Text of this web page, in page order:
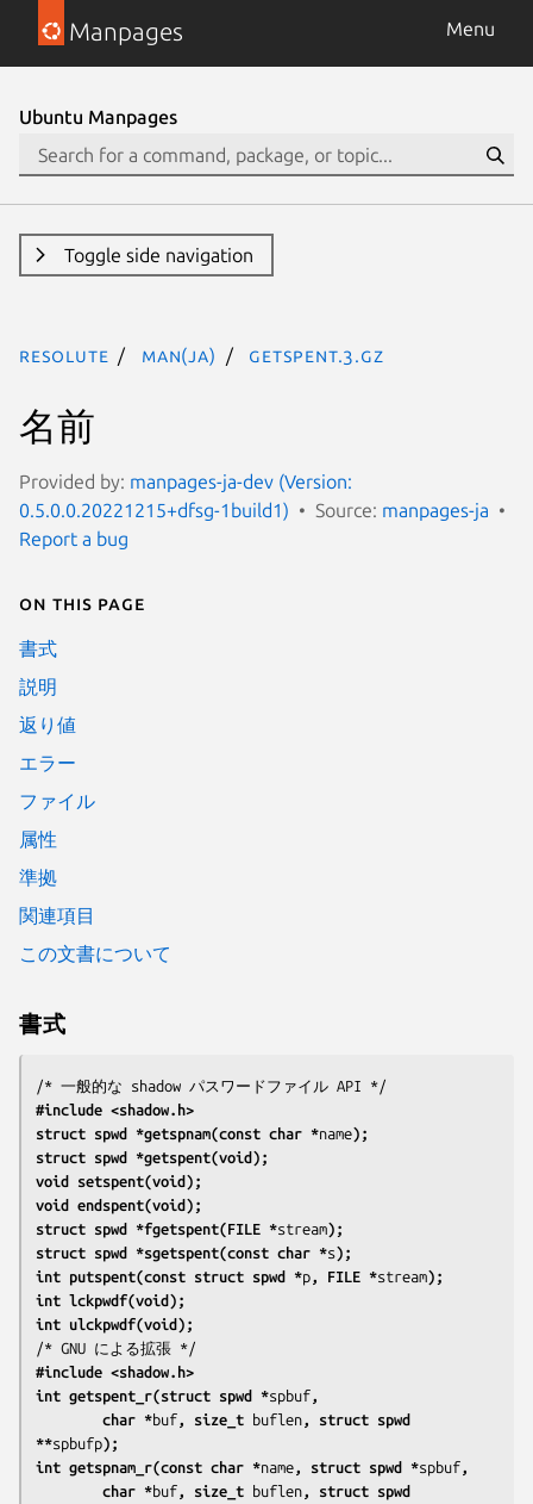
Manpages Menu
Ubuntu Manpages
Toggle side navigation
resolute man(ja) getspent.3.gz
名前
Provided by: manpages-ja-dev (Version:
0.5.0.0.20221215+dfsg-1build1)
Source: manpages-ja
Report a bug
On this page
書式
説明
返り値
エラー
ファイル
属性
準拠
関連項目
この文書について
書式
#include <shadow.h>
struct spwd *getspnam(const char *name);
struct spwd *getspent(void);
void setspent(void);
void endspent(void);
struct spwd *fgetspent(FILE *stream);
struct spwd *sgetspent(const char *s);
int putspent(const struct spwd *p , FILE *stream);
int lckpwdf(void);
int ulckpwdf(void);
#include <shadow.h>
int getspent_r(struct spwd *spbuf ,
        char *
buf , size_t buflen , struct spwd
**spbufp);
int getspnam_r(const char *name , struct spwd *spbuf ,
        char *
buf , size_t buflen , struct spwd